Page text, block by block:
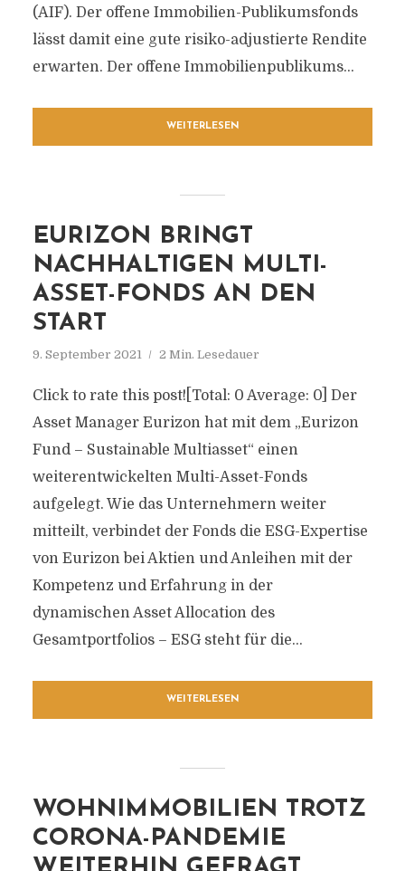
(AIF). Der offene Immobilien-Publikumsfonds
lässt damit eine gute risiko-adjustierte Rendite
erwarten. Der offene Immobilienpublikums...
WEITERLESEN
EURIZON BRINGT
NACHHALTIGEN MULTI-
ASSET-FONDS AN DEN
START
9. September 2021 2 Min. Lesedauer
Click to rate this post![Total: 0 Average: 0] Der
Asset Manager Eurizon hat mit dem „Eurizon
Fund – Sustainable Multiasset“ einen
weiterentwickelten Multi-Asset-Fonds
aufgelegt. Wie das Unternehmern weiter
mitteilt, verbindet der Fonds die ESG-Expertise
von Eurizon bei Aktien und Anleihen mit der
Kompetenz und Erfahrung in der
dynamischen Asset Allocation des
Gesamtportfolios – ESG steht für die...
WEITERLESEN
WOHNIMMOBILIEN TROTZ
CORONA-PANDEMIE